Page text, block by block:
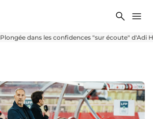
Plongée dans les confidences "sur écoute" d'Adi